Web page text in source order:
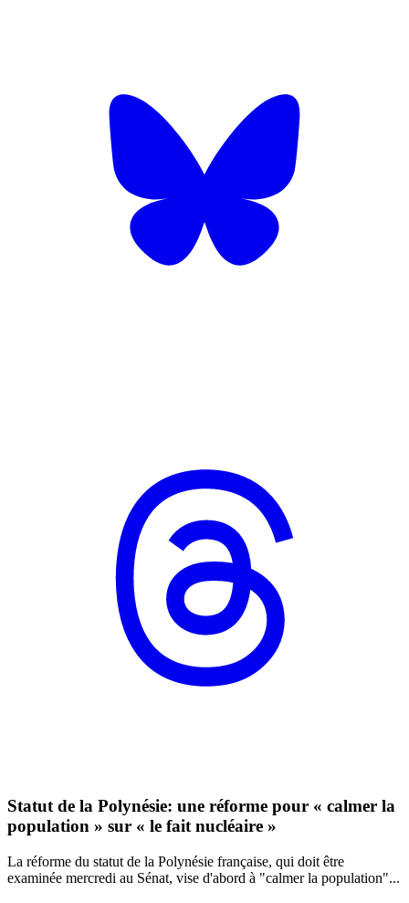
Statut de la Polynésie: une réforme pour « calmer la
population » sur « le fait nucléaire »
La réforme du statut de la Polynésie française, qui doit être
examinée mercredi au Sénat, vise d'abord à "calmer la population"...